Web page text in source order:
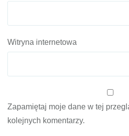
Witryna internetowa
Zapamiętaj moje dane w tej
kolejnych komentarzy.